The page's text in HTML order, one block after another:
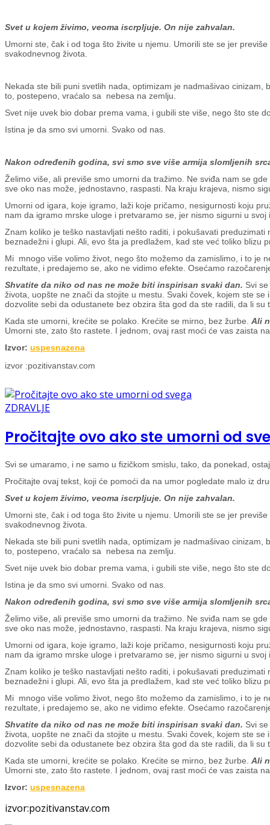
Svet u kojem živimo, veoma iscrpljuje. On nije zahvalan.
Umorni ste, čak i od toga što živite u njemu. Umorili ste se jer
svakodnevnog života.
Nekada ste bili puni svetlih nada, optimizam je nadmašivao
to, postepeno, vraćalo sa nebesa na zemlju.
Svet nije uvek bio dobar prema vama, i gubili ste više, nego što ste
Istina je da smo svi umorni. Svako od nas.
Nakon određenih godina, svi smo sve više armija slomljenih
Želimo više, ali previše smo umorni da tražimo. Ne sviđa nam se
sve oko nas može, jednostavno, raspasti. Na kraju krajeva, nismo
Umorni od igara, koje igramo, laži koje pričamo, nesigurnosti koju
nam da igramo mrske uloge i pretvaramo se, jer nismo sigurni u svoj
Znam koliko je teško nastavljati nešto raditi, i pokušavati
beznadežni i glupi. Ali, evo šta ja predlažem, kad ste već toliko blizu
Mi mnogo više volimo život, nego što možemo da zamislimo, i to je
rezultate, i predajemo se, ako ne vidimo efekte. Osećamo
Shvatite da niko od nas ne može biti inspirisan svaki dan. Svi
života, uopšte ne znači da stojite u mestu. Svaki čovek, kojem ste
dozvolite sebi da odustanete bez obzira šta god da ste radili, da li
Kada ste umorni, krećite se polako. Krećite se mirno, bez žurbe. Ali
Umorni ste, zato što rastete. I jednom, ovaj rast moći će vas zaista
Izvor: uspesnazena
izvor :pozitivanstav.com
ZDRAVLJE
Pročitajte ovo ako ste umorni od
Svi se umaramo, i ne samo u fizičkom smislu, tako, da ponekad,
Pročitajte ovaj tekst, koji će pomoći da na umor pogledate malo iz
Svet u kojem živimo, veoma iscrpljuje. On nije zahvalan.
Umorni ste, čak i od toga što živite u njemu. Umorili ste se jer
svakodnevnog života.
Nekada ste bili puni svetlih nada, optimizam je nadmašivao
to, postepeno, vraćalo sa nebesa na zemlju.
Svet nije uvek bio dobar prema vama, i gubili ste više, nego što ste
Istina je da smo svi umorni. Svako od nas.
Nakon određenih godina, svi smo sve više armija slomljenih
Želimo više, ali previše smo umorni da tražimo. Ne sviđa nam se
sve oko nas može, jednostavno, raspasti. Na kraju krajeva, nismo
Umorni od igara, koje igramo, laži koje pričamo, nesigurnosti koju
nam da igramo mrske uloge i pretvaramo se, jer nismo sigurni u svoj
Znam koliko je teško nastavljati nešto raditi, i pokušavati
beznadežni i glupi. Ali, evo šta ja predlažem, kad ste već toliko blizu
Mi mnogo više volimo život, nego što možemo da zamislimo, i to je
rezultate, i predajemo se, ako ne vidimo efekte. Osećamo
Shvatite da niko od nas ne može biti inspirisan svaki dan. Svi
života, uopšte ne znači da stojite u mestu. Svaki čovek, kojem ste
dozvolite sebi da odustanete bez obzira šta god da ste radili, da li
Kada ste umorni, krećite se polako. Krećite se mirno, bez žurbe. Ali
Umorni ste, zato što rastete. I jednom, ovaj rast moći će vas zaista
Izvor: uspesnazena
izvor:pozitivanstav.com